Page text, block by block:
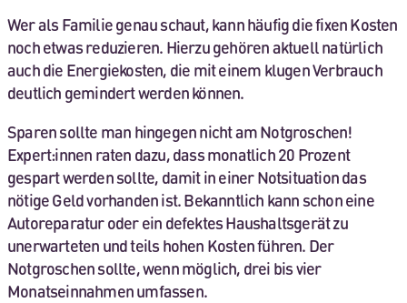
Wer als Familie genau schaut, kann häufig die fixen Kosten
noch etwas reduzieren. Hierzu gehören aktuell natürlich
auch die Energiekosten, die mit einem klugen Verbrauch
deutlich gemindert werden können.
Sparen sollte man hingegen nicht am Notgroschen!
Expert:innen raten dazu, dass monatlich 20 Prozent
gespart werden sollte, damit in einer Notsituation das
nötige Geld vorhanden ist. Bekanntlich kann schon eine
Autoreparatur oder ein defektes Haushaltsgerät zu
unerwarteten und teils hohen Kosten führen. Der
Notgroschen sollte, wenn möglich, drei bis vier
Monatseinnahmen umfassen.